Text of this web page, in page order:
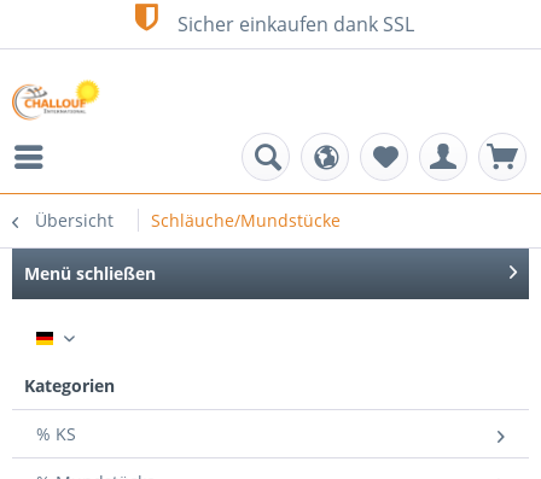
Sicher einkaufen dank SSL
Übersicht Schläuche/Mundstücke
Menü schließen
DE
Kategorien
% KS